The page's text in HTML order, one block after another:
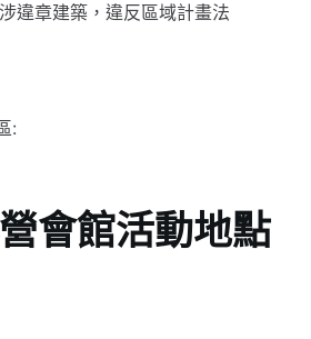
違章建築，違反區域計畫法
:
會館活動地點